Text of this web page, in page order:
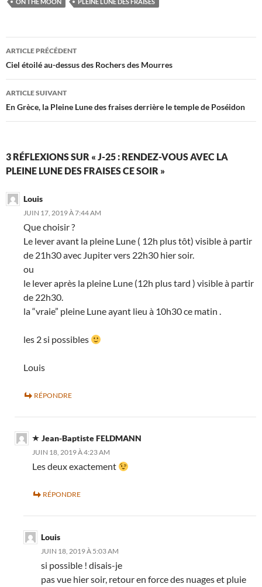
Navigation
des
articles
ARTICLE PRÉCÉDENT
Ciel étoilé au-dessus des Rochers des Mourres
ARTICLE SUIVANT
En Grèce, la Pleine Lune des fraises derrière le temple de Poséidon
3 RÉFLEXIONS SUR « J-25 : RENDEZ-VOUS AVEC LA
PLEINE LUNE DES FRAISES CE SOIR »
Louis
JUIN 17, 2019 À 7:44 AM
Que choisir ?
Le lever avant la pleine Lune ( 12h plus tôt) visible à partir
de 21h30 avec Jupiter vers 22h30 hier soir.
ou
le lever après la pleine Lune (12h plus tard ) visible à partir
de 22h30.
la “vraie” pleine Lune ayant lieu à 10h30 ce matin .
les 2 si possibles
Louis
RÉPONDRE
Jean-Baptiste FELDMANN
JUIN 18, 2019 À 4:23 AM
Les deux exactement
RÉPONDRE
Louis
JUIN 18, 2019 À 5:03 AM
si possible ! disais-je
pas vue hier soir, retour en force des nuages et pluie